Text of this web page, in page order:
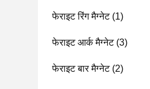
फेराइट रिंग मैग्नेट(1)
फेराइट आर्क मैग्नेट(3)
फेराइट बार मैग्नेट(2)